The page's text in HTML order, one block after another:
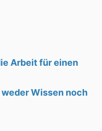
Arbeit für einen
weder Wissen noch